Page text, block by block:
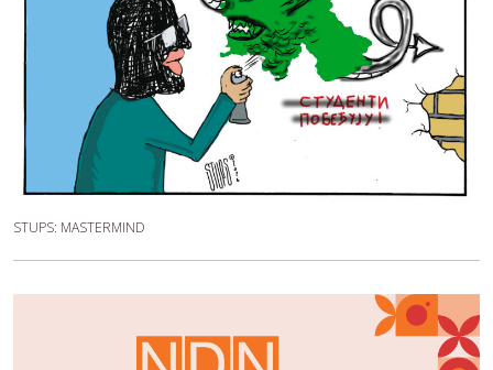
STUPS: MASTERMIND